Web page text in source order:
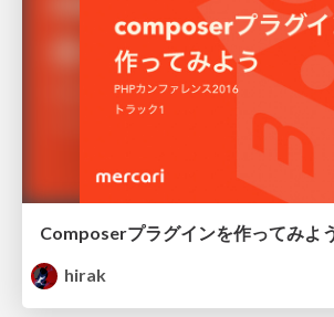
Composerプラグインを作ってみよ
hirak